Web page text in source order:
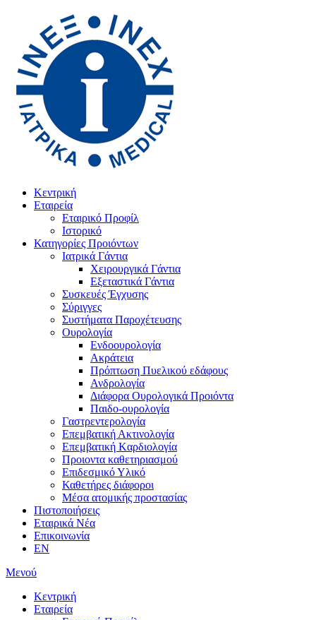
Κεντρική
Εταιρεία
Εταιρικό Προφίλ
Ιστορικό
Κατηγορίες Προιόντων
Ιατρικά Γάντια
Χειρουργικά Γάντια
Εξεταστικά Γάντια
Συσκευές Έγχυσης
Σύριγγες
Συστήματα Παροχέτευσης
Ουρολογία
Ενδοουρολογία
Ακράτεια
Πρόπτωση Πυελικού εδάφους
Ανδρολογία
Διάφορα Ουρολογικά Προιόντα
Παιδο-ουρολογία
Γαστρεντερολογία
Επεμβατική Ακτινολογία
Επεμβατική Kαρδιολογία
Προιοντα καθετηριασμού
Επιδεσμικό Υλικό
Καθετήρες διάφοροι
Μέσα ατομικής προστασίας
Πιστοποιήσεις
Εταιρικά Νέα
Επικοινωνία
EN
Μενού
Κεντρική
Εταιρεία